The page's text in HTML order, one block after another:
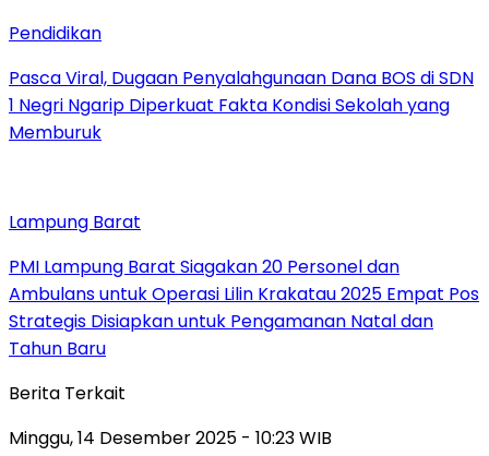
Pendidikan
Pasca Viral, Dugaan Penyalahgunaan Dana BOS di SDN
1 Negri Ngarip Diperkuat Fakta Kondisi Sekolah yang
Memburuk
Lampung Barat
PMI Lampung Barat Siagakan 20 Personel dan
Ambulans untuk Operasi Lilin Krakatau 2025 Empat Pos
Strategis Disiapkan untuk Pengamanan Natal dan
Tahun Baru
Berita Terkait
Minggu, 14 Desember 2025 - 10:23 WIB